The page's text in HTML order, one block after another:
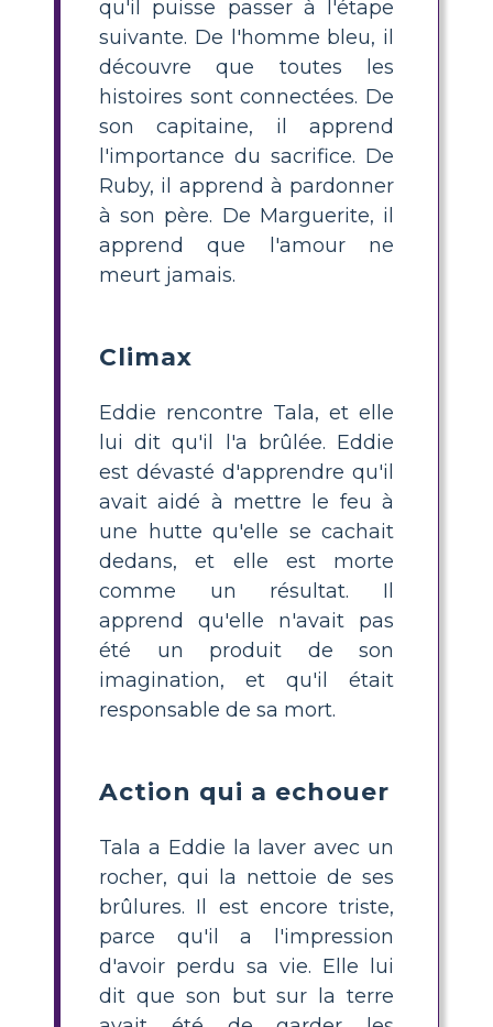
qu'il puisse passer à l'étape
suivante. De l'homme bleu, il
découvre que toutes les
histoires sont connectées. De
son capitaine, il apprend
l'importance du sacrifice. De
Ruby, il apprend à pardonner
à son père. De Marguerite, il
apprend que l'amour ne
meurt jamais.
Climax
Eddie rencontre Tala, et elle
lui dit qu'il l'a brûlée. Eddie
est dévasté d'apprendre qu'il
avait aidé à mettre le feu à
une hutte qu'elle se cachait
dedans, et elle est morte
comme un résultat. Il
apprend qu'elle n'avait pas
été un produit de son
imagination, et qu'il était
responsable de sa mort.
Action qui a echouer
Tala a Eddie la laver avec un
rocher, qui la nettoie de ses
brûlures. Il est encore triste,
parce qu'il a l'impression
d'avoir perdu sa vie. Elle lui
dit que son but sur la terre